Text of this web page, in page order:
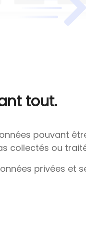
tout.
pouvant
collectés ou
privées et